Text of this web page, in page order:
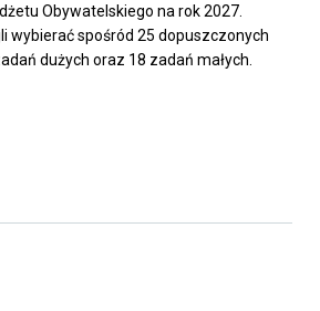
Obywatelskiego na rok 2027.
wybierać spośród 25 dopuszczonych
dużych oraz 18 zadań małych.